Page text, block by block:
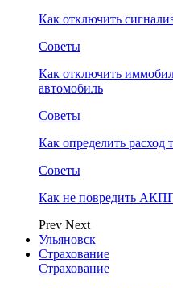
Как отключить
Советы
Как отключить
автомобиль
Советы
Как определить расход
Советы
Как не повредить
Prev Next
Ульяновск
Страхование
Страхование